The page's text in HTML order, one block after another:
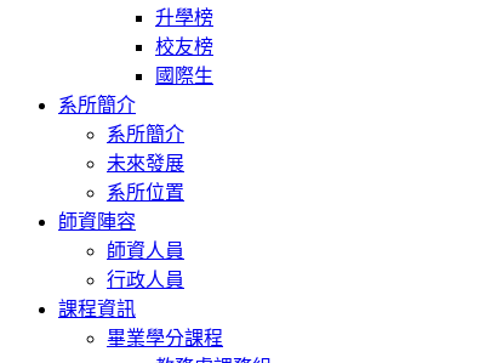
升學榜
校友榜
國際生
系所簡介
系所簡介
未來發展
系所位置
師資陣容
師資人員
行政人員
課程資訊
畢業學分課程